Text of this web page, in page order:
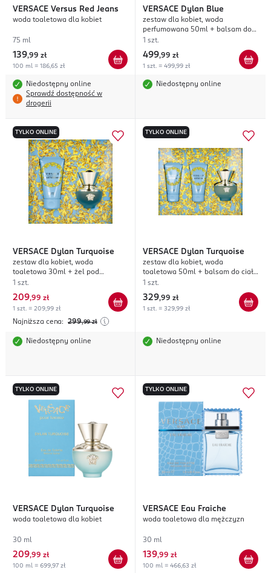
VERSACE Versus Red Jeans
woda toaletowa dla kobiet
75 ml
139,99 zł
100 ml = 186,65 zł
Niedostępny online
Sprawdź dostępność w
drogerii
VERSACE Dylan Blue
zestaw dla kobiet, woda
perfumowana 50ml + balsam do
ciała 50ml + żel pod prysznic
1 szt.
499,99 zł
1 szt. = 499,99 zł
Niedostępny online
TYLKO ONLINE
VERSACE Dylan Turquoise
zestaw dla kobiet, woda
toaletowa 30ml + żel pod
prysznic 50ml
1 szt.
209,99 zł
1 szt. = 209,99 zł
Najniższa cena: 299,99 zł
Niedostępny online
TYLKO ONLINE
VERSACE Dylan Turquoise
zestaw dla kobiet, woda
toaletowa 50ml + balsam do ciała
50ml + żel pod prysznic 50ml
1 szt.
329,99 zł
1 szt. = 329,99 zł
Niedostępny online
TYLKO ONLINE
VERSACE Dylan Turquoise
woda toaletowa dla kobiet
30 ml
209,99 zł
100 ml = 699,97 zł
TYLKO ONLINE
VERSACE Eau Fraiche
woda toaletowa dla mężczyzn
30 ml
139,99 zł
100 ml = 466,63 zł